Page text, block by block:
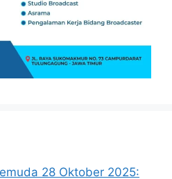
28 Oktober 2025: